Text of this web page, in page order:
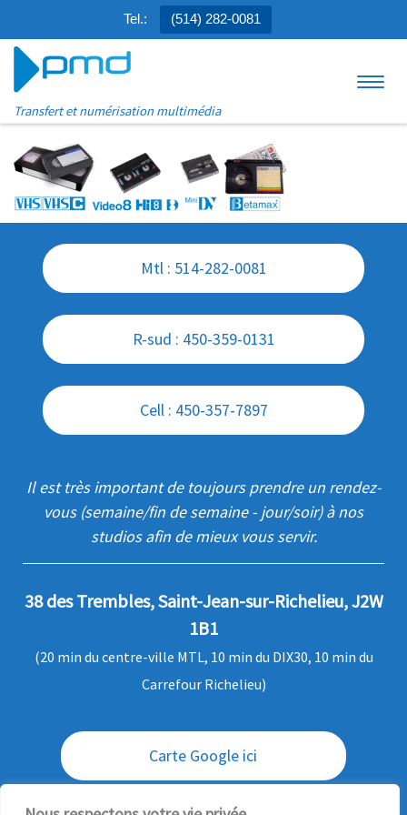
Tel.: (514) 282-0081
Transfert et numérisation multimédia
Mtl : 514-282-0081
R-sud : 450-359-0131
Cell : 450-357-7897
Il est très important de toujours prendre un rendez-
vous (semaine/fin de semaine - jour/soir) à nos
studios afin de mieux vous servir.
38 des Trembles, Saint-Jean-sur-Richelieu, J2W
1B1
(20 min du centre-ville MTL, 10 min du DIX30, 10 min du
Carrefour Richelieu)
Carte Google ici